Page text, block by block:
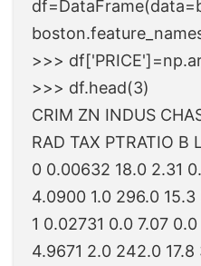
>>>
>>> df.head(3)
CRIM ZN INDUS
RAD TAX PTRATIO B
0 0.00632 18.0 2.31
4.0900 1.0 296.0
1 0.02731 0.0 7.07
4.9671 2.0 242.0 17.8